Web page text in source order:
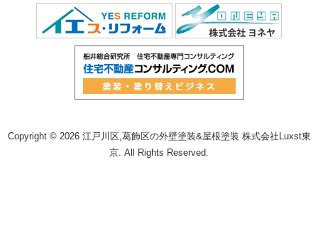
Copyright © 2026 江戸川区,葛飾区の外壁塗装&屋根塗装 株式会社Luxst東
京. All Rights Reserved.